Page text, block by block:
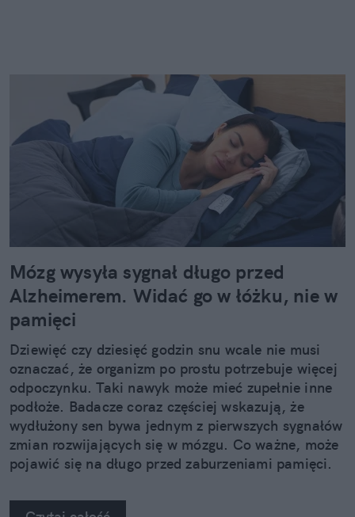
Mózg wysyła sygnał długo przed
Alzheimerem. Widać go w łóżku, nie w
pamięci
Dziewięć czy dziesięć godzin snu wcale nie musi
oznaczać, że organizm po prostu potrzebuje więcej
odpoczynku. Taki nawyk może mieć zupełnie inne
podłoże. Badacze coraz częściej wskazują, że
wydłużony sen bywa jednym z pierwszych sygnałów
zmian rozwijających się w mózgu. Co ważne, może
pojawić się na długo przed zaburzeniami pamięci.